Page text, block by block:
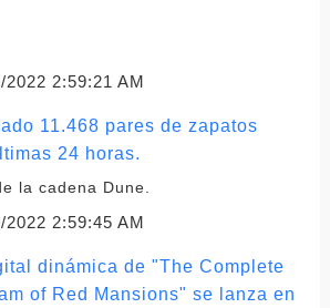
2022 2:59:21 AM
11.468 pares de zapatos
24 horas.
la cadena Dune.
2022 2:59:45 AM
dinámica de "The Complete
of Red Mansions" se lanza en